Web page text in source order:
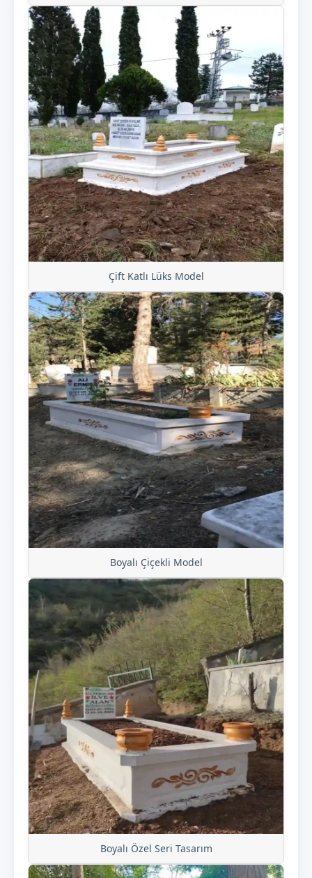
Çift Katlı Lüks Model
Boyalı Çiçekli Model
Boyalı Özel Seri Tasarım